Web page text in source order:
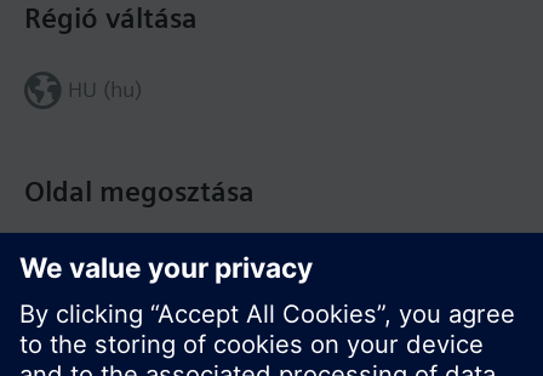
Oldal megosztása
Régió váltása
HU (hu)